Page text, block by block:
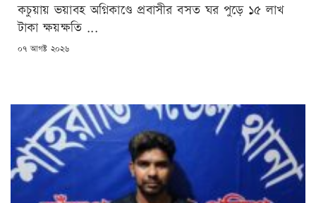
কচুয়ায় ভয়াবহ অগ্নিকাণ্ডে প্রবাসীর বসত ঘর পুড়ে ১৫ লাখ
টাকা ক্ষয়ক্ষতি ...
POSTED
০৭ আগষ্ট ২০২৬